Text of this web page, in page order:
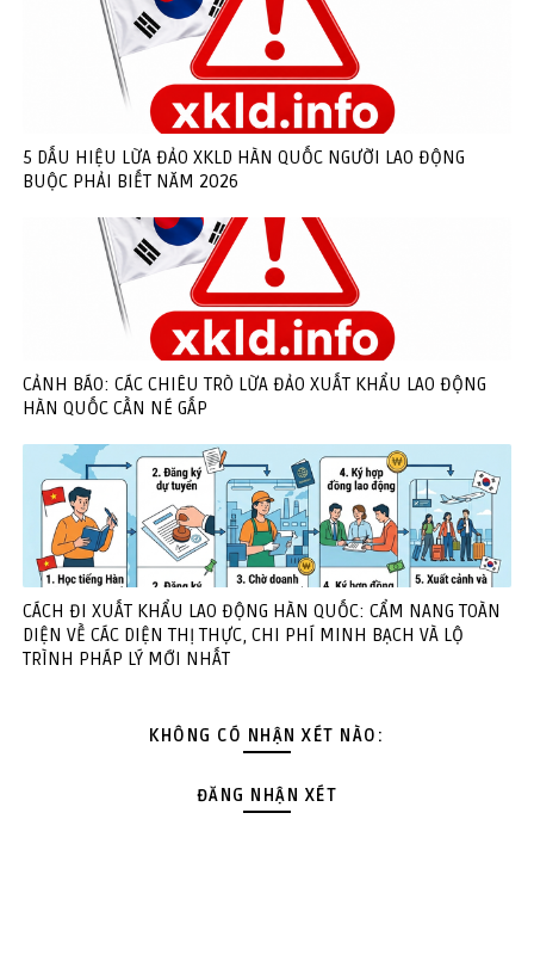
5 DẤU HIỆU LỪA ĐẢO XKLD HÀN QUỐC NGƯỜI LAO ĐỘNG
BUỘC PHẢI BIẾT NĂM 2026
CẢNH BÁO: CÁC CHIÊU TRÒ LỪA ĐẢO XUẤT KHẨU LAO ĐỘNG
HÀN QUỐC CẦN NÉ GẤP
CÁCH ĐI XUẤT KHẨU LAO ĐỘNG HÀN QUỐC: CẨM NANG TOÀN
DIỆN VỀ CÁC DIỆN THỊ THỰC, CHI PHÍ MINH BẠCH VÀ LỘ
TRÌNH PHÁP LÝ MỚI NHẤT
KHÔNG CÓ NHẬN XÉT NÀO:
ĐĂNG NHẬN XÉT